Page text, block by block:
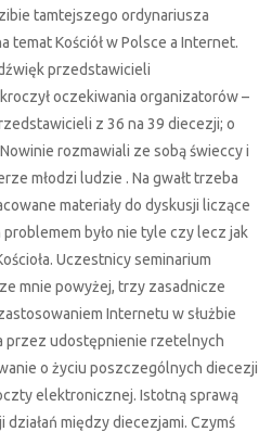
tamtejszego ordynariusza
temat Kościół w Polsce a Internet.
przedstawicieli
oczekiwania organizatorów –
z 36 na 39 diecezji; o
rozmawiali ze sobą świeccy i
młodzi ludzie . Na gwałt trzeba
materiały do dyskusji liczące
było nie tyle czy lecz jak
Uczestnicy seminarium
mnie powyżej, trzy zasadnicze
Internetu w służbie
przez udostępnienie rzetelnych
o życiu poszczególnych diecezji
elektronicznej. Istotną sprawą
działań między diecezjami. Czymś